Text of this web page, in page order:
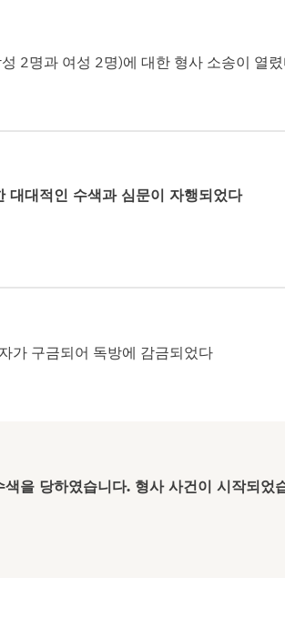
2명과 여성 2명)에 대한 형사 소송이 열
대대적인 수색과 심문이 자행되었다
가 구금되어 독방에 감금되었다
을 당하였습니다. 형사 사건이 시작되었